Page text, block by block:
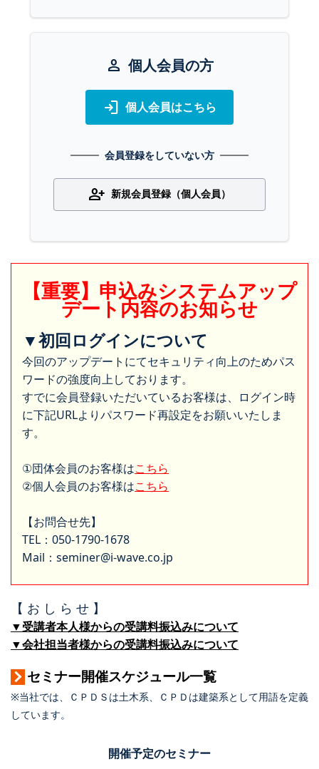
person 個人会員の方
login 個人会員はこちら
会員登録をしていない方
person_add 新規会員登録（個人会員）
【重要】申込みシステムアップ
デート内容のお知らせ
▼初回ログインについて
今回のアップデートにてセキュリティ向上のためパス
ワードの強度向上しております。
すでに会員登録いただいているお客様は、ログイン時
に下記URLよりパスワード再設定をお願いいたしま
す。
①団体会員のお客様はこちら
②個人会員のお客様はこちら
【お問合せ先】
TEL：050-1790-1678
Mail：seminer@i-wave.co.jp
【 お し ら せ 】
▼受講者本人様からの受講料振込みについて
▼会社担当者様からの受講料振込みについて
セミナー開催スケジュール一覧
※当社では、ＣＰＤＳは土木系、ＣＰＤは建築系として用語を定義
しています。
開催予定のセミナー